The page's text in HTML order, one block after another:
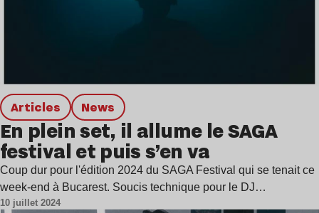
Articles news
En plein set, il allume le SAGA
festival et puis s’en va
Coup dur pour l'édition 2024 du SAGA Festival qui se tenait ce
week-end à Bucarest. Soucis technique pour le DJ…
10 juillet 2024